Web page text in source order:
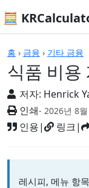
🧮
홈 › 금융 › 기타 금융
식품 비용
저자: Henrick
인쇄- 2026년 8월
인용| 링크|
계산기
레시피, 메뉴 항